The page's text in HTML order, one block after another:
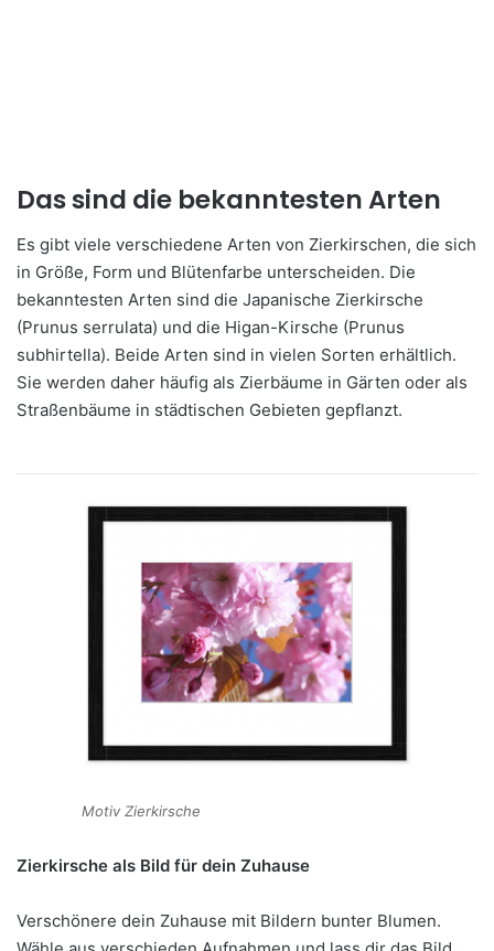
Das sind die bekanntesten Arten
Es gibt viele verschiedene Arten von Zierkirschen, die sich
in Größe, Form und Blütenfarbe unterscheiden. Die
bekanntesten Arten sind die Japanische Zierkirsche
(Prunus serrulata) und die Higan-Kirsche (Prunus
subhirtella). Beide Arten sind in vielen Sorten erhältlich.
Sie werden daher häufig als Zierbäume in Gärten oder als
Straßenbäume in städtischen Gebieten gepflanzt.
Motiv Zierkirsche
Zierkirsche als Bild für dein Zuhause
Verschönere dein Zuhause mit Bildern bunter Blumen.